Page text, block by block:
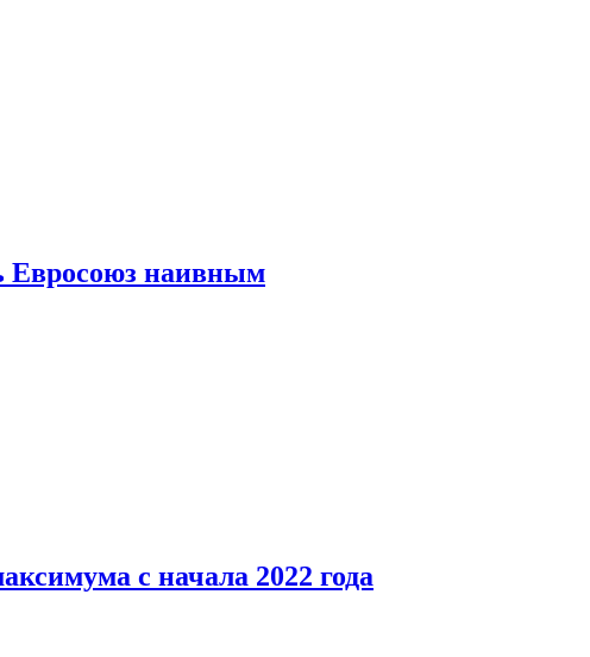
Евросоюз наивным
с начала 2022 года